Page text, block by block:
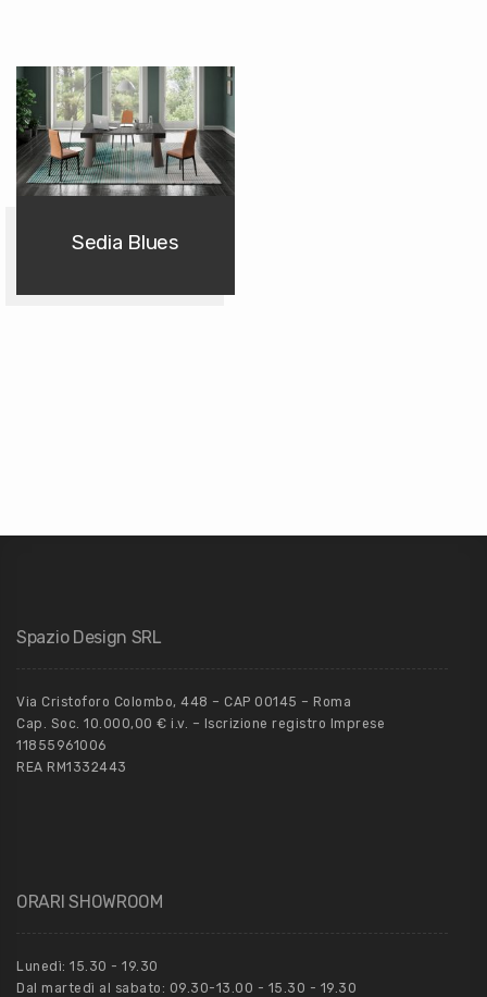
Sedia Blues
Spazio Design SRL
Via Cristoforo Colombo, 448 – CAP 00145 – Roma
Cap. Soc. 10.000,00 € i.v. – Iscrizione registro Imprese
11855961006
REA RM1332443
ORARI SHOWROOM
Lunedì: 15.30 - 19.30
Dal martedì al sabato: 09.30-13.00 - 15.30 - 19.30